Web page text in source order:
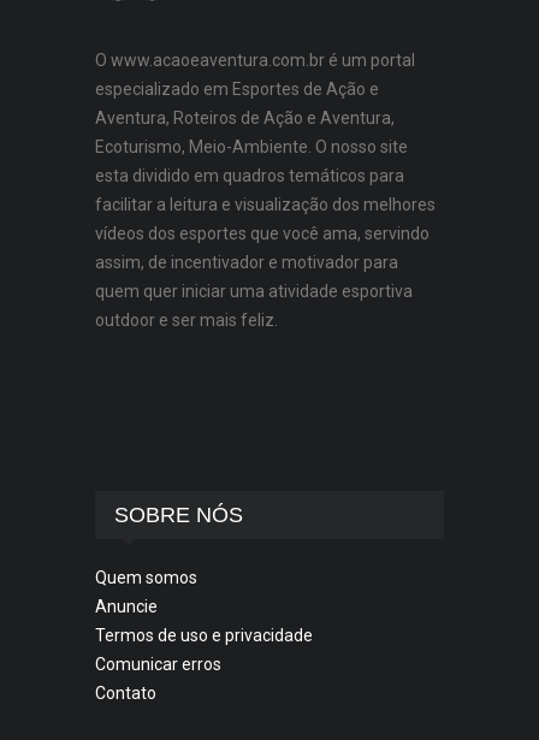
O www.acaoeaventura.com.br é um portal
especializado em Esportes de Ação e
Aventura, Roteiros de Ação e Aventura,
Ecoturismo, Meio-Ambiente. O nosso site
esta dividido em quadros temáticos para
facilitar a leitura e visualização dos melhores
vídeos dos esportes que você ama, servindo
assim, de incentivador e motivador para
quem quer iniciar uma atividade esportiva
outdoor e ser mais feliz.
SOBRE NÓS
Quem somos
Anuncie
Termos de uso e privacidade
Comunicar erros
Contato